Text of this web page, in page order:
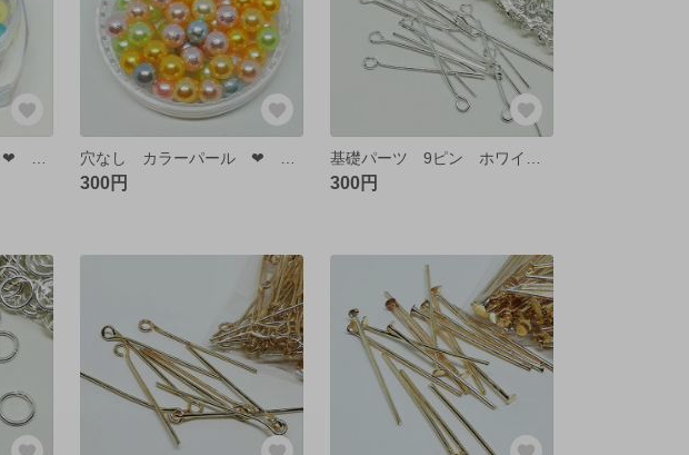
300円 300円